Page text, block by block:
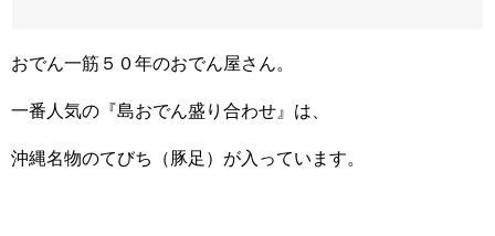
おでん一筋５０年のおでん屋さん。
一番人気の『島おでん盛り合わせ』は、
沖縄名物のてびち（豚足）が入っています。